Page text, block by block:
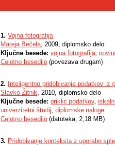
1. Vojna fotografija
Mateja Bečela, 2009, diplomsko delo
Ključne besede: vojna fotografija,
Celotno besedilo (povezava drugam)
2. Inteligentno pridobivanje podatkov iz
Slavko Žitnik, 2010, diplomsko delo
Ključne besede: priklic podatkov,
univerzitetni študij, diplomske naloge
Celotno besedilo (datoteka, 2,18 MB)
3. Pridobivanje konteksta z uporabo